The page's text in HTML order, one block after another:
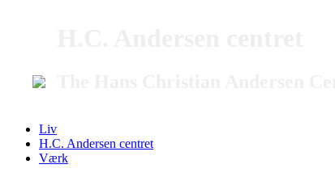
Liv
H.C. Andersen centret
Værk